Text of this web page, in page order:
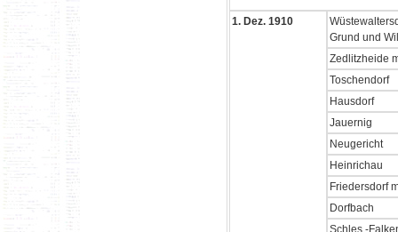
1. Dez. 1910
Grund und
Zedlitzheide
Toschendorf
Hausdorf
Jauernig
Neugericht
Heinrichau
Friedersdorf
Dorfbach
Schles.-